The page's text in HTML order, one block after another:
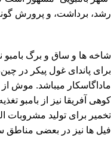
رشد، برداشت، و پرورش گونه
شاخه ها و ساق و برگ بامبو
برای پاندای غول پیکر در
ماداگاسکار میباشد. موش
کوهی آفریقا نیز از بامبو
تخمیر برای تولید مشروبات
فیل ها نیز در بعضی مناطق